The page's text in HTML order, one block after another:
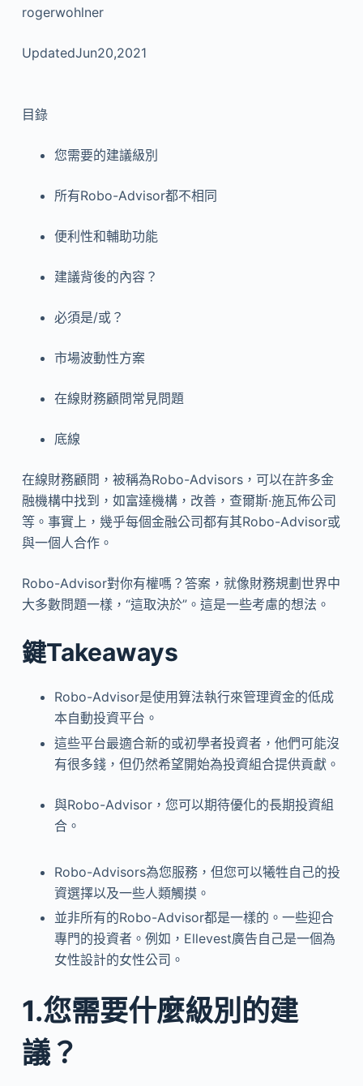
rogerwohlner
UpdatedJun20,2021
目錄
您需要的建議級別
所有Robo-Advisor都不相同
便利性和輔助功能
建議背後的內容？
必須是/或？
市場波動性方案
在線財務顧問常見問題
底線
在線財務顧問，被稱為Robo-Advisors，可以在許多金
融機構中找到，如富達機構，改善，查爾斯·施瓦佈公司
等。事實上，幾乎每個金融公司都有其Robo-Advisor或
與一個人合作。
Robo-Advisor對你有權嗎？答案，就像財務規劃世界中
大多數問題一樣，“這取決於”。這是一些考慮的想法。
鍵Takeaways
Robo-Advisor是使用算法執行來管理資金的低成
本自動投資平台。
這些平台最適合新的或初學者投資者，他們可能沒
有很多錢，但仍然希望開始為投資組合提供貢獻。
與Robo-Advisor，您可以期待優化的長期投資組
合。
Robo-Advisors為您服務，但您可以犧牲自己的投
資選擇以及一些人類觸摸。
並非所有的Robo-Advisor都是一樣的。一些迎合
專門的投資者。例如，Ellevest廣告自己是一個為
女性設計的女性公司。
1.您需要什麼級別的建
議？